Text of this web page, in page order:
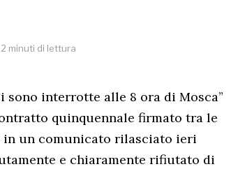
2 minuti di lettura
sono interrotte alle 8 ora di Mosca”
quinquennale firmato tra le
in un comunicato rilasciato ieri
e chiaramente rifiutato di